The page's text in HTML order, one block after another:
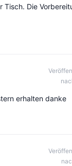
Die
erhalten danke